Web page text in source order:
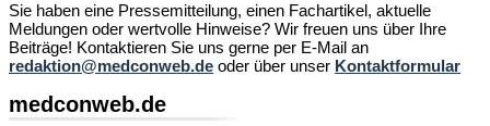
Sie haben eine Pressemitteilung, einen Fachartikel, aktuelle
Meldungen oder wertvolle Hinweise? Wir freuen uns über Ihre
Beiträge! Kontaktieren Sie uns gerne per E-Mail an
redaktion@medconweb.de oder über unser Kontaktformular
medconweb.de